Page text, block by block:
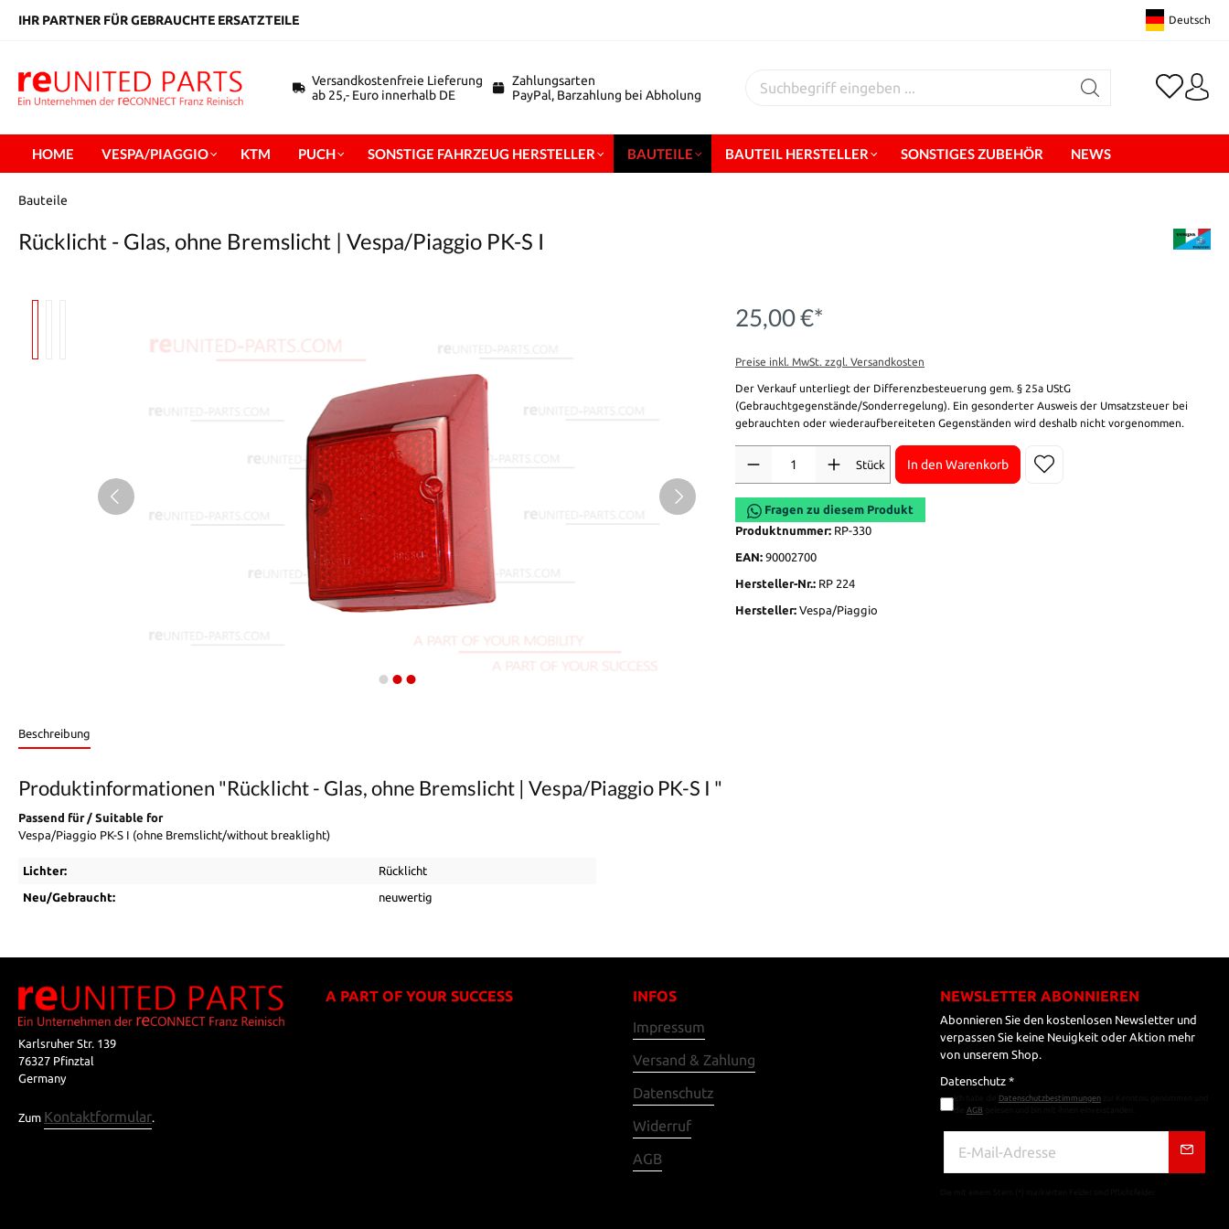
springen
IHR PARTNER FÜR GEBRAUCHTE ERSATZTEILE Deutsch
Versandkostenfreie Lieferung
ab 25,- Euro innerhalb DE
Zahlungsarten
PayPal, Barzahlung bei Abholung
HOME VESPA/PIAGGIO KTM PUCH SONSTIGE FAHRZEUG HERSTELLER BAUTEILE BAUTEIL HERSTELLER SONSTIGES ZUBEHÖR NEWS
Bauteile
Rücklicht - Glas, ohne Bremslicht | Vespa/Piaggio PK-S I
25,00 €*
Preise inkl. MwSt. zzgl. Versandkosten
Der Verkauf unterliegt der Differenzbesteuerung gem. § 25a UStG
(Gebrauchtgegenstände/Sonderregelung). Ein gesonderter Ausweis der Umsatzsteuer bei
gebrauchten oder wiederaufbereiteten Gegenständen wird deshalb nicht vorgenommen.
Stück
In den Warenkorb
Fragen zu diesem Produkt
Produktnummer: RP-330
EAN: 90002700
Hersteller-Nr.: RP 224
Hersteller: Vespa/Piaggio
Beschreibung
Produktinformationen "Rücklicht - Glas, ohne Bremslicht | Vespa/Piaggio PK-S I "
Passend für / Suitable for
Vespa/Piaggio PK-S I (ohne Bremslicht/without breaklight)
Lichter: Rücklicht
Neu/Gebraucht: neuwertig
Karlsruher Str. 139
76327 Pfinztal
Germany
Zum Kontaktformular.
A PART OF YOUR SUCCESS
INFOS
Impressum
Versand & Zahlung
Datenschutz
Widerruf
AGB
NEWSLETTER ABONNIEREN
Abonnieren Sie den kostenlosen Newsletter und
verpassen Sie keine Neuigkeit oder Aktion mehr
von unserem Shop.
Datenschutz *
Datenschutzbestimmungen
AGB